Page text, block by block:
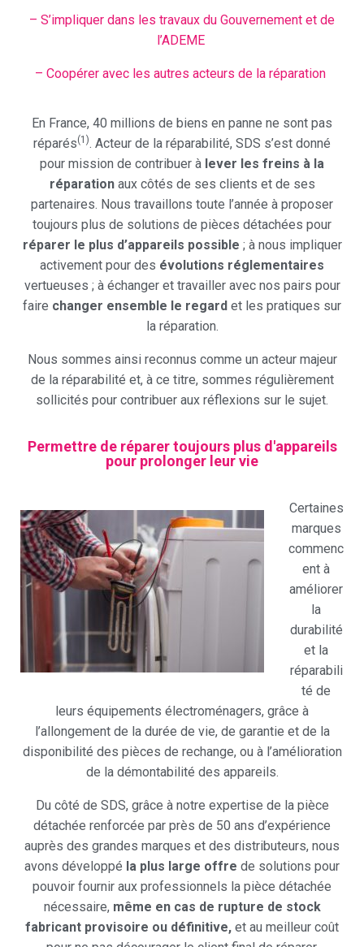
– S’impliquer dans les travaux du Gouvernement et de
l’ADEME
– Coopérer avec les autres acteurs de la réparation
En France, 40 millions de biens en panne ne sont pas
réparés(1). Acteur de la réparabilité, SDS s’est donné
pour mission de contribuer à lever les freins à la
réparationaux côtés de ses clients et de ses
partenaires. Nous travaillons toute l’année à proposer
toujours plus de solutions de pièces détachées pour
réparer le plus d’appareils possible ; à nous impliquer
activement pour des évolutions réglementaires
vertueuses ; à échanger et travailler avec nos pairs pour
faire changer ensemble le regard et les pratiques sur
la réparation.
Nous sommes ainsi reconnus comme un acteur majeur
de la réparabilité et, à ce titre, sommes régulièrement
sollicités pour contribuer aux réflexions sur le sujet.
Permettre de réparer toujours plus d'appareils
pour prolonger leur vie
Certaines
marques
commenc
ent à
améliorer
la
durabilité
et la
réparabili
té de
leurs équipements électroménagers, grâce à
l’allongement de la durée de vie, de garantie et de la
disponibilité des pièces de rechange, ou à l’amélioration
de la démontabilité des appareils.
Du côté de SDS, grâce à notre expertise de la pièce
détachée renforcée par près de 50 ans d’expérience
auprès des grandes marques et des distributeurs, nous
avons développé la plus large offre de solutions pour
pouvoir fournir aux professionnels la pièce détachée
nécessaire, même en cas de rupture de stock
fabricant provisoire ou définitive, et au meilleur coût